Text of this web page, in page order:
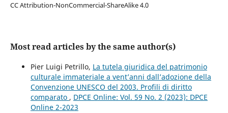
CC Attribution-NonCommercial-ShareAlike 4.0
Most read articles by the same author(s)
Pier Luigi Petrillo, La tutela giuridica del patrimonio
culturale immateriale a vent’anni dall’adozione della
Convenzione UNESCO del 2003. Profili di diritto
comparato , DPCE Online: Vol. 59 No. 2 (2023): DPCE
Online 2-2023